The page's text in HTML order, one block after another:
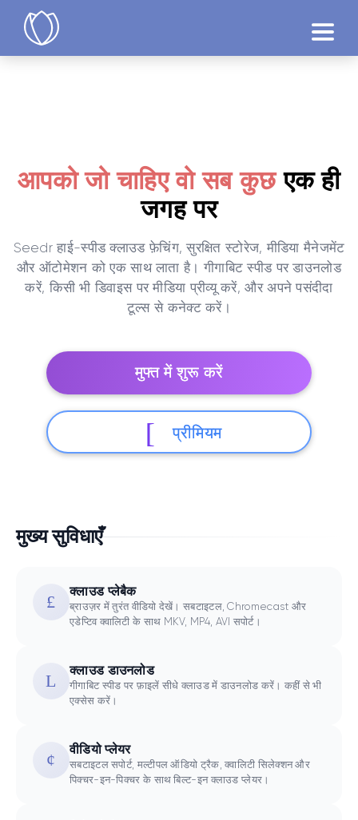
आपको जो चाहिए वो सब कुछएक ही
जगह पर
Seedr हाई-स्पीड क्लाउड फ़ेचिंग, सुरक्षित स्टोरेज, मीडिया मैनेजमेंट
और ऑटोमेशन को एक साथ लाता है। गीगाबिट स्पीड पर डाउनलोड
करें, किसी भी डिवाइस पर मीडिया प्रीव्यू करें, और अपने पसंदीदा
टूल्स से कनेक्ट करें।
मुफ्त में शुरू करें
प्रीमियम
मुख्य सुविधाएँ
क्लाउड प्लेबैक
ब्राउज़र में तुरंत वीडियो देखें। सबटाइटल, Chromecast और
एडेप्टिव क्वालिटी के साथ MKV, MP4, AVI सपोर्ट।
क्लाउड डाउनलोड
गीगाबिट स्पीड पर फ़ाइलें सीधे क्लाउड में डाउनलोड करें। कहीं से भी
एक्सेस करें।
वीडियो प्लेयर
सबटाइटल सपोर्ट, मल्टीपल ऑडियो ट्रैक, क्वालिटी सिलेक्शन और
पिक्चर-इन-पिक्चर के साथ बिल्ट-इन क्लाउड प्लेयर।